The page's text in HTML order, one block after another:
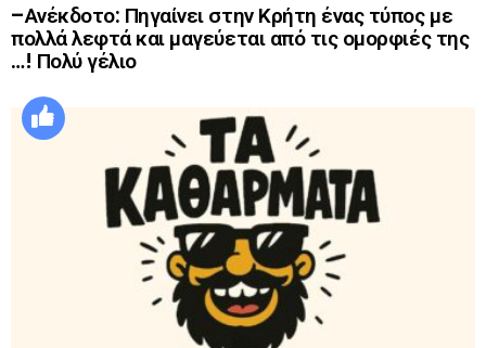
–Ανέκδοτο: Πηγαίνει στην Κρήτη ένας τύπος με
πολλά λεφτά και μαγεύεται από τις ομορφιές της
…! Πολύ γέλιο